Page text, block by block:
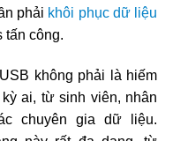
phải khôi phục dữ liệu
tấn công.
không phải là hiếm
ai, từ sinh viên, nhân
chuyên gia dữ liệu.